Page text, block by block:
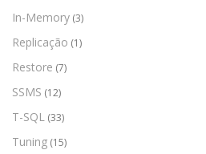
In-Memory (3)
Replicação (1)
Restore (7)
SSMS (12)
T-SQL (33)
Tuning (15)